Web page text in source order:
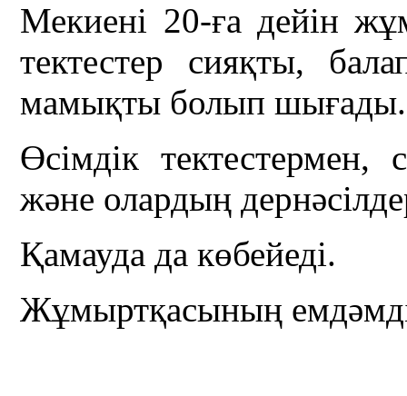
Мекиені 20-ға дейін
тектестер сияқты,
мамықты болып шығады.
Өсімдік тектестермен,
және олардың
Қамауда да көбейеді.
Жұмыртқасының